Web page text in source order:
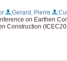
;Gerard, Pierre
on Earthen
Construction